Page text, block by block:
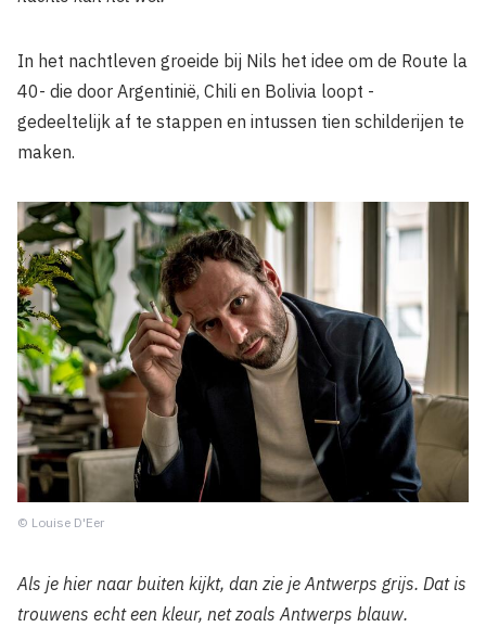
In het nachtleven groeide bij Nils het idee om de Route la
40- die door Argentinië, Chili en Bolivia loopt -
gedeeltelijk af te stappen en intussen tien schilderijen te
maken.
© Louise D'Eer
Als je hier naar buiten kijkt, dan zie je Antwerps grijs. Dat is
trouwens echt een kleur, net zoals Antwerps blauw.